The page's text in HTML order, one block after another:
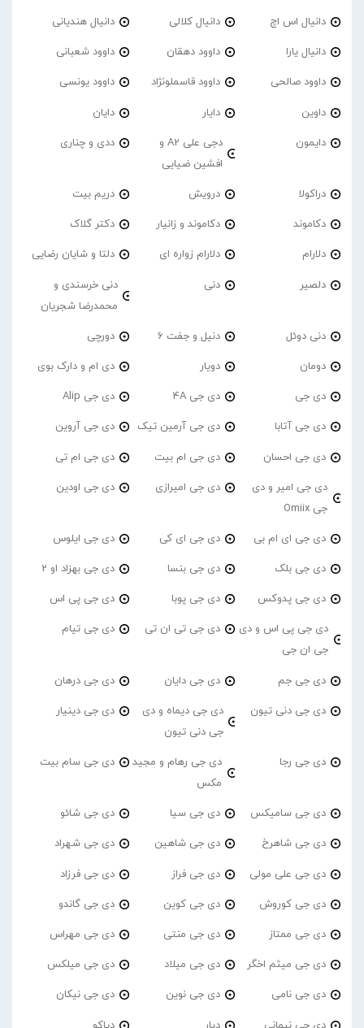
دانیال اس اچ دانیال کلالی دانیال هندیانی
دانیال یارا داوود دهقان داوود شعبانی
داوود صالحی داوود قاسملونژاد داوود یونسی
داوین دایار دایان
دایمون
دجی علی A2 و
افشین ضیایی
ددی و چناری
دراکولا درویش دریم بیت
دکاموند دکاموند و زانیار دکتر گلاک
دلارام دلارام زواره ای دلتا و شایان رضایی
دلصیر دنی
دنی خرسندی و
محمدرضا شجریان
دنی دوئل دنیل و جفت 6 دورچی
دومان دویار دی ام و دارک بوی
دی جی دی جی 4A دی جی Alip
دی جی آتابا دی جی آرمین تیک دی جی آروین
دی جی احسان دی جی ام بیت دی جی ام تی
دی جی امیر و دی
جی Omiix
دی جی امیرازی دی جی اودین
دی جی ای ام بی دی جی ای کی دی جی ایلوس
دی جی بلک دی جی بنسا دی جی بهزاد او 2
دی جی پدوکس دی جی پوبا دی جی پی اس
دی جی پی اس و دی
جی ان جی
دی جی تی ان تی دی جی تیام
دی جی جم دی جی دایان دی جی درهان
دی جی دنی تیون
دی جی دیماه و دی
جی دنی تیون
دی جی دینیار
دی جی رجا
دی جی رهام و مجید
مکس
دی جی سام بیت
دی جی سامیکس دی جی سیا دی جی شائو
دی جی شاهرخ دی جی شاهین دی جی شهراد
دی جی علی مولی دی جی فراز دی جی فرزاد
دی جی کوروش دی جی کوین دی جی گاندو
دی جی ممتاز دی جی منتی دی جی مهراس
دی جی میثم اخگر دی جی میلاد دی جی میلکس
دی جی نامی دی جی نوین دی جی نیکان